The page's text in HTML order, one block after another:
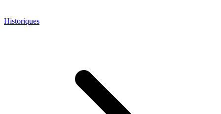
Historiques